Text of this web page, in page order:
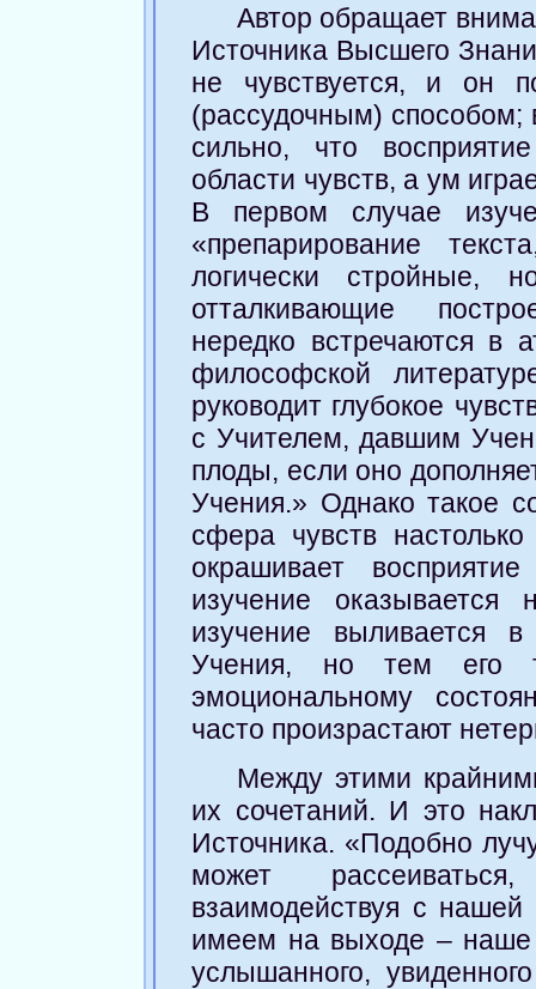
Автор обращает
Источника Высшего
не чувствуется, и он
(рассудочным) способом;
сильно, что
области чувств, а ум
В первом случае
«препарирование
логически стройные,
отталкивающие
нередко встречаются в
философской
руководит глубокое
с Учителем, давшим
плоды, если оно
Учения.» Однако такое
сфера чувств настолько
окрашивает
изучение
изучение выливается
Учения, но тем его
эмоциональному
часто произрастают
Между этими
их сочетаний. И это
Источника. «Подобно
может
взаимодействуя с
имеем на выходе – наше
услышанного,